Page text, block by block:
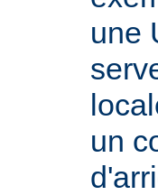
une
un